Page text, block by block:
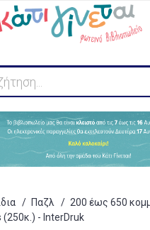
/ Παζλ / 200 έως 650
(250κ.) - InterDruk